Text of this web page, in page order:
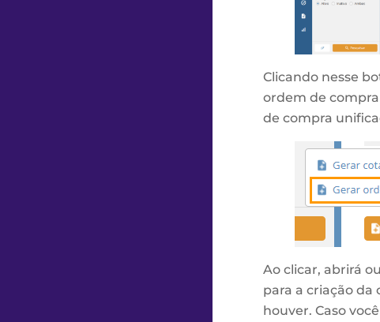
Clicando nesse
ordem de compra
de compra
Ao clicar, abrirá
para a criação da
houver. Caso